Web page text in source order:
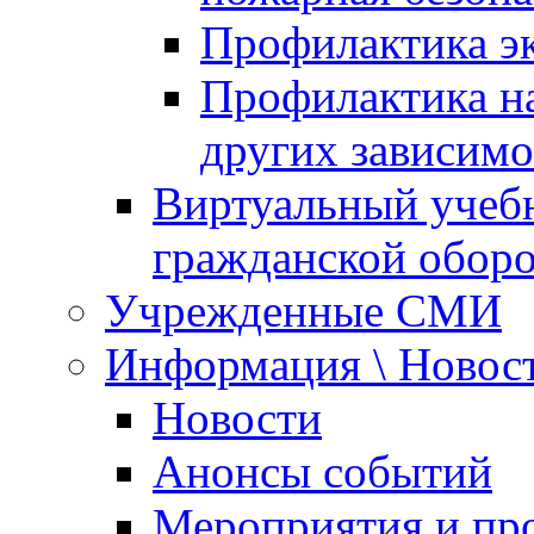
Профилактика
Профилактика
других
Виртуальный
гражданской
Учрежденные СМИ
Информация \
Новости
Анонсы событий